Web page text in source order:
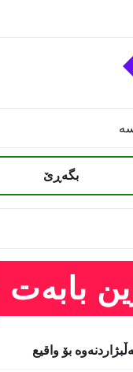
بگەڕێ
بابەت
بۆ واقیع